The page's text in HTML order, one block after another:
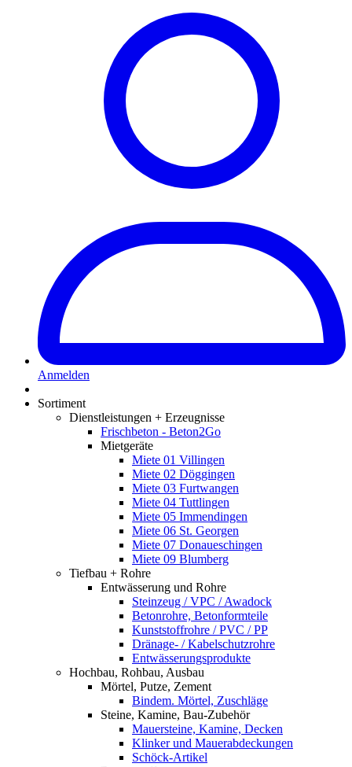
Anmelden
Sortiment
Dienstleistungen + Erzeugnisse
Frischbeton - Beton2Go
Mietgeräte
Miete 01 Villingen
Miete 02 Döggingen
Miete 03 Furtwangen
Miete 04 Tuttlingen
Miete 05 Immendingen
Miete 06 St. Georgen
Miete 07 Donaueschingen
Miete 09 Blumberg
Tiefbau + Rohre
Entwässerung und Rohre
Steinzeug / VPC / Awadock
Betonrohre, Betonformteile
Kunststoffrohre / PVC / PP
Dränage- / Kabelschutzrohre
Entwässerungsprodukte
Hochbau, Rohbau, Ausbau
Mörtel, Putze, Zement
Bindem. Mörtel, Zuschläge
Steine, Kamine, Bau-Zubehör
Mauersteine, Kamine, Decken
Klinker und Mauerabdeckungen
Schöck-Artikel